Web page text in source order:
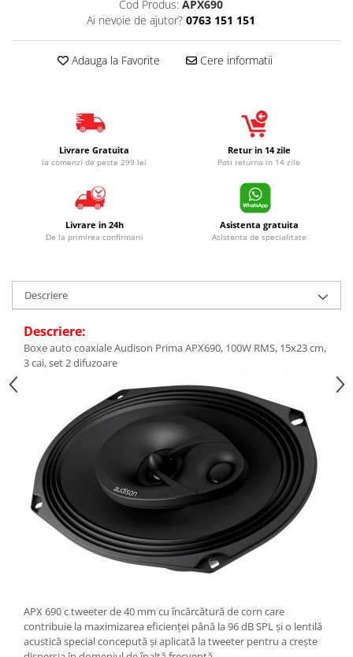
Cod Produs: APX690
Ai nevoie de ajutor? 0763 151 151
Adauga la Favorite Cere informatii
Livrare Gratuita
la comenzi de peste 299 lei
Retur in 14 zile
Poti returna in 14 zile
Livrare in 24h
De la primirea confirmarii
Asistenta gratuita
Asistenta de specialitate
Descriere
Descriere:
Boxe auto coaxiale Audison Prima APX690, 100W RMS, 15x23 cm,
3 cai, set 2 difuzoare
APX 690 c tweeter de 40 mm cu încărcătură de corn care
contribuie la maximizarea eficienței până la 96 dB SPL și o lentilă
acustică special concepută și aplicată la tweeter pentru a crește